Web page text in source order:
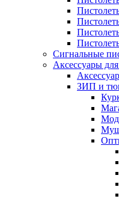
Сигнальные
Аксессуары
ЗИП и